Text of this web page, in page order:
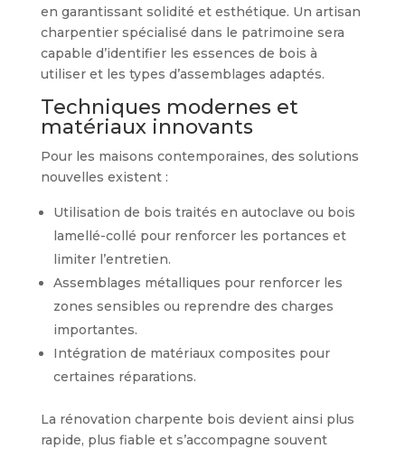
en garantissant solidité et esthétique. Un artisan
charpentier spécialisé dans le patrimoine sera
capable d’identifier les essences de bois à
utiliser et les types d’assemblages adaptés.
Techniques modernes et
matériaux innovants
Pour les maisons contemporaines, des solutions
nouvelles existent :
Utilisation de bois traités en autoclave ou bois
lamellé-collé pour renforcer les portances et
limiter l’entretien.
Assemblages métalliques pour renforcer les
zones sensibles ou reprendre des charges
importantes.
Intégration de matériaux composites pour
certaines réparations.
La rénovation charpente bois devient ainsi plus
rapide, plus fiable et s’accompagne souvent